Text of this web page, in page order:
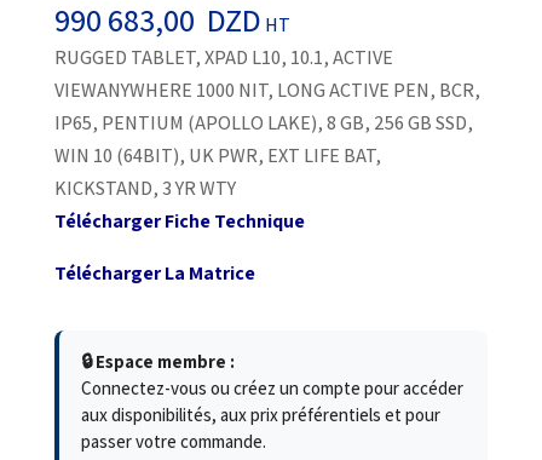
990 683,00 DZD HT
RUGGED TABLET, XPAD L10, 10.1, ACTIVE
VIEWANYWHERE 1000 NIT, LONG ACTIVE PEN, BCR,
IP65, PENTIUM (APOLLO LAKE), 8 GB, 256 GB SSD,
WIN 10 (64BIT), UK PWR, EXT LIFE BAT,
KICKSTAND, 3 YR WTY
Télécharger Fiche Technique
Télécharger La Matrice
🔒 Espace membre :
Connectez-vous ou créez un compte pour accéder
aux disponibilités, aux prix préférentiels et pour
passer votre commande.